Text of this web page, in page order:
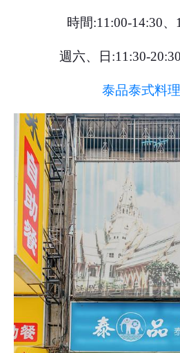
時間:11:00-14:30、
週六、日:11:30-
泰品泰式料